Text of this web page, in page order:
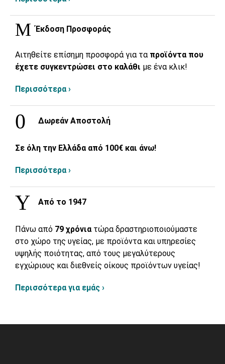
Έκδοση Προσφοράς
Αιτηθείτε επίσημη προσφορά για τα προϊόντα που
έχετε συγκεντρώσει στο καλάθι με ένα κλικ!
Περισσότερα ›
Δωρεάν Αποστολή
Σε όλη την Ελλάδα από 100€ και άνω!
Περισσότερα ›
Από το 1947
Πάνω από 79 χρόνια τώρα δραστηριοποιούμαστε
στο χώρο της υγείας, με προϊόντα και υπηρεσίες
υψηλής ποιότητας, από τους μεγαλύτερους
εγχώριους και διεθνείς οίκους προϊόντων υγείας!
Περισσότερα για εμάς ›